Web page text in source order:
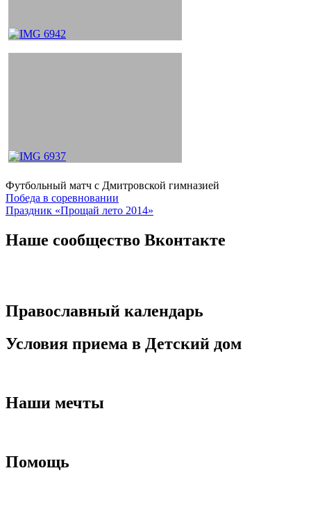
Футбольный матч с Дмитровской гимназией
Навигация
по
записям
Победа в соревновании
Праздник «Прощай лето 2014»
Наше сообщество Вконтакте
Православный календарь
Условия приема в Детский дом
Наши мечты
Помощь